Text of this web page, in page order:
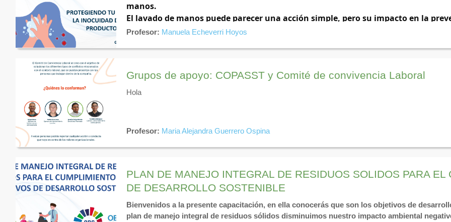
manos.
El lavado de manos puede parecer una acción simple, pero su impacto en la
de los productos no puede subestimarse. En nuestra industria, donde la
Profesor: Manuela Echeverri Hoyos
Grupos de apoyo: COPASST y Comité de convivencia Laboral
Hola
Profesor: Maria Alejandra Guerrero Ospina
PLAN DE MANEJO INTEGRAL DE RESIDUOS SOLIDOS PARA
DE DESARROLLO SOSTENIBLE
Bienvenidos a la presente capacitación, en ella conocerás que son los objetivos de
plan de manejo integral de residuos sólidos disminuimos nuestro impacto ambiental